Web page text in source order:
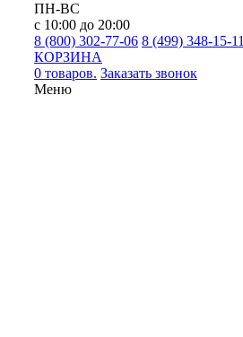
ПН-ВС
с 10:00 до 20:00
8 (800) 302-77-06 8 (499) 348-15-11
КОРЗИНА
0 товаров. Заказать звонок
Меню